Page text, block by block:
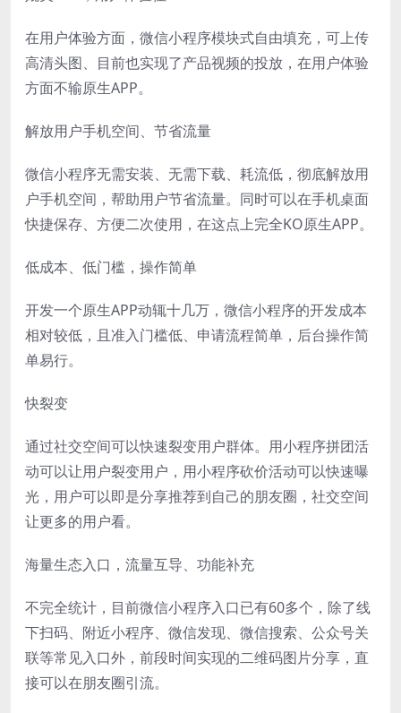
在用户体验方面，微信小程序模块式自由填充，可上传
高清头图、目前也实现了产品视频的投放，在用户体验
方面不输原生APP。
解放用户手机空间、节省流量
微信小程序无需安装、无需下载、耗流低，彻底解放用
户手机空间，帮助用户节省流量。同时可以在手机桌面
快捷保存、方便二次使用，在这点上完全KO原生APP。
低成本、低门槛，操作简单
开发一个原生APP动辄十几万，微信小程序的开发成本
相对较低，且准入门槛低、申请流程简单，后台操作简
单易行。
快裂变
通过社交空间可以快速裂变用户群体。用小程序拼团活
动可以让用户裂变用户，用小程序砍价活动可以快速曝
光，用户可以即是分享推荐到自己的朋友圈，社交空间
让更多的用户看。
海量生态入口，流量互导、功能补充
不完全统计，目前微信小程序入口已有60多个，除了线
下扫码、附近小程序、微信发现、微信搜索、公众号关
联等常见入口外，前段时间实现的二维码图片分享，直
接可以在朋友圈引流。